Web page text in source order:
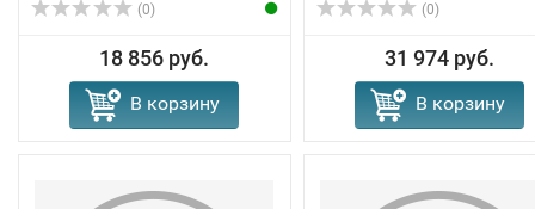
(0)
18 856 руб.
В корзину
(0)
31 974 руб.
В корзину